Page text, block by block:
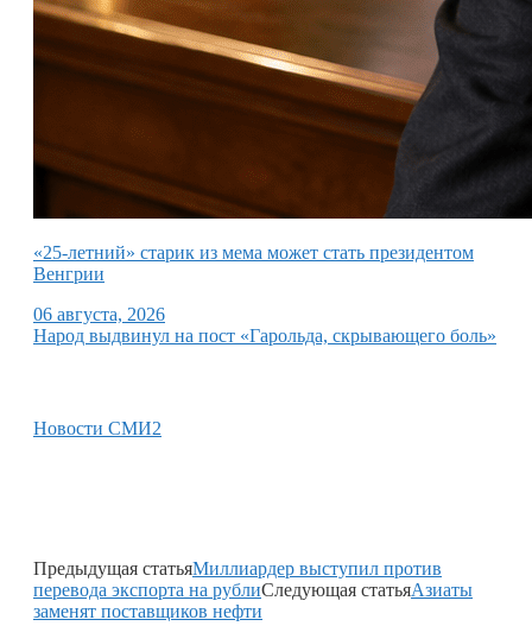
«25-летний» старик из мема может стать президентом
Венгрии
06 августа, 2026
Народ выдвинул на пост «Гарольда, скрывающего боль»
Новости СМИ2
Предыдущая статьяМиллиардер выступил против
перевода экспорта на рублиСледующая статьяАзиаты
заменят поставщиков нефти